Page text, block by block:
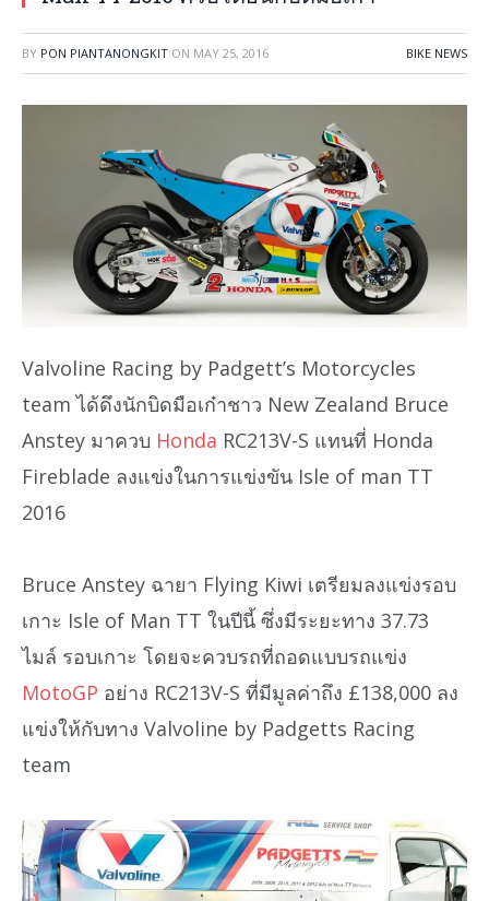
BY PON PIANTANONGKIT ON MAY 25, 2016 BIKE NEWS
Valvoline Racing by Padgett’s Motorcycles
team ได้ดึงนักบิดมือเก๋าชาว New Zealand Bruce
Anstey มาควบ Honda RC213V-S แทนที่ Honda
Fireblade ลงแข่งในการแข่งขัน Isle of man TT
2016
Bruce Anstey ฉายา Flying Kiwi เตรียมลงแข่งรอบ
เกาะ Isle of Man TT ในปีนี้ ซึ่งมีระยะทาง 37.73
ไมล์ รอบเกาะ โดยจะควบรถที่ถอดแบบรถแข่ง
MotoGP อย่าง RC213V-S ที่มีมูลค่าถึง £138,000 ลง
แข่งให้กับทาง Valvoline by Padgetts Racing
team